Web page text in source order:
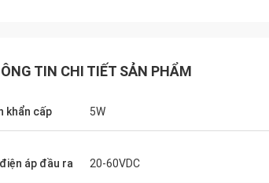
TIN CHI TIẾT SẢN PHẨM
khẩn cấp 5W
áp đầu ra 20-60VDC